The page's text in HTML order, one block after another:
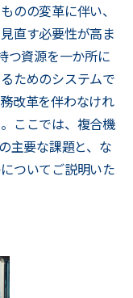
のの変革に伴い、
直す必要性が高ま
つ資源を一か所に
ためのシステムで
改革を伴わなけれ
ここでは、複合機
主要な課題と、な
ついてご説明いた